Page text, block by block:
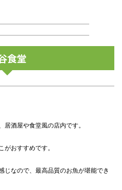
食堂
酒屋や食堂風の店内です。
おすすめです。
じなので、最高品質のお魚が堪能でき